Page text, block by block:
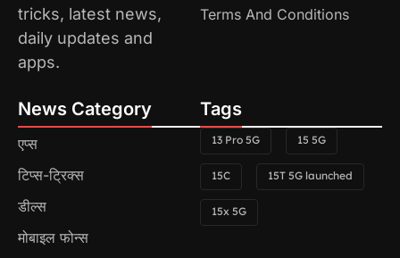
tricks, latest news,
daily updates and
apps.
Terms And Conditions
News Category
एप्स
टिप्स-ट्रिक्स
डील्स
मोबाइल फोन्स
Tags
13 Pro 5G 15 5G
15C 15T 5G launched
15x 5G